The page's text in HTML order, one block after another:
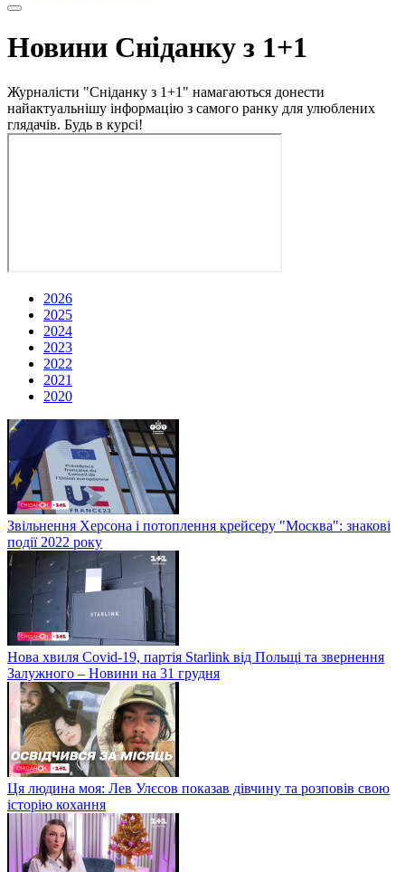
Новини Сніданку з 1+1
Журналісти "Сніданку з 1+1" намагаються донести
найактуальнішу інформацію з самого ранку для улюблених
глядачів. Будь в курсі!
2026
2025
2024
2023
2022
2021
2020
Звільнення Херсона і потоплення крейсеру "Москва": знакові
події 2022 року
Нова хвиля Covid-19, партія Starlink від Польщі та звернення
Залужного – Новини на 31 грудня
Ця людина моя: Лев Улєсов показав дівчину та розповів свою
історію кохання